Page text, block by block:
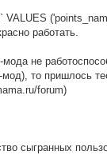
VALUES
работать.
мода не
то пришлось
forum)
сыгранных